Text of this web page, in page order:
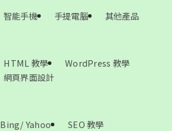
智能手機 手提電腦 其他產品
HTML 教學
WordPress 教學
網頁界面設計
Bing/ Yahoo SEO 教學